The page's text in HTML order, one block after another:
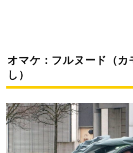
オマケ：フルヌード（カ
し）